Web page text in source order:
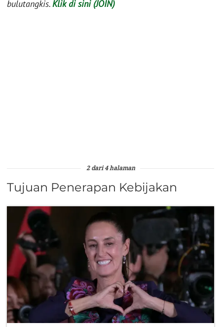
bulutangkis.Klik di sini (JOIN)
2 dari 4 halaman
Tujuan Penerapan Kebijakan